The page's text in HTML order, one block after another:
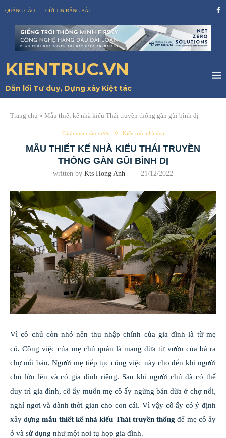
QUẢNG CÁO GỬI TIN ĐĂNG BÀI
KIENTRUC.VN
Dẫn lối Tư duy, Dựng xây Kiệt tác
Trang chủ » Mẫu thiết kế nhà kiểu Thái truyền thống gần gũi bình dị
Cảnh quan sân vườn Kiến trúc nhà đẹp
MẪU THIẾT KẾ NHÀ KIỂU THÁI TRUYỀN
THỐNG GẦN GŨI BÌNH DỊ
written by Kts Hong Anh 21/12/2022
Vì cô chủ còn nhỏ nên thu nhập chính của gia đình là từ mẹ
cô. Công việc của mẹ chủ quán là mang dừa từ vườn của bà ra
chợ nổi bán. Người mẹ tiếp tục công việc này cho đến khi người
chủ lớn lên và có gia đình riêng. Sau khi người chủ đã có thể
duy trì gia đình, cô ấy muốn mẹ cô ấy ngừng bán dừa ở chợ nổi,
nghỉ ngơi và dành thời gian cho con cái. Vì vậy cô ấy có ý định
xây dựngmẫu thiết kế nhà kiểu Thái truyền thống để mẹ cô ấy
ở và sử dụng như một nơi tụ họp gia đình.